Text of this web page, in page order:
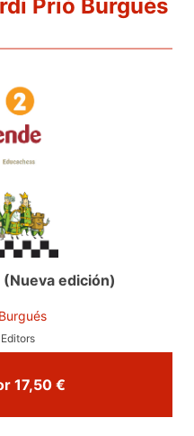
Prió Burgués
edición)
Comprar por 17,50 €